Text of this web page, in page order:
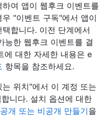
하여 앱이 웹후크 이벤트를
"이벤트 구독"에서 앱이
합니다. 이전 단계에서
능한 웹후크 이벤트를 결
에 대한 자세한 내용은 e
항목을 참조하세요.
위치"에서 이 계정 또는
니다. 설치 옵션에 대한
개 또는 비공개 만들기을